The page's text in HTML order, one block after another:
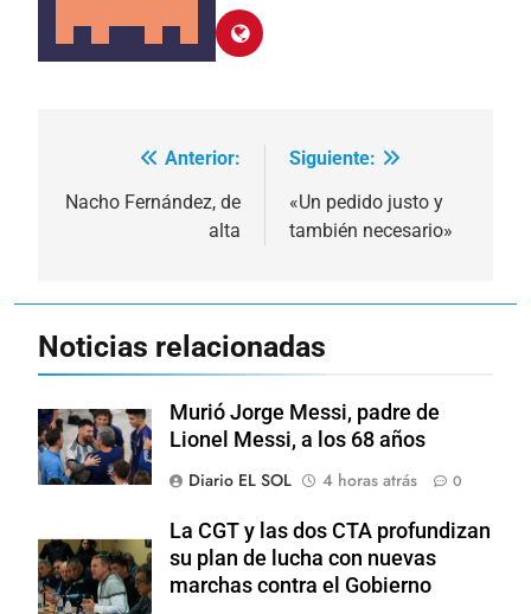
Navegación
de
Anterior:
Nacho Fernández, de
alta
Siguiente:
«Un pedido justo y
también necesario»
Noticias relacionadas
Murió Jorge Messi, padre de
Lionel Messi, a los 68 años
Diario EL SOL
4 horas atrás 0
La CGT y las dos CTA profundizan
su plan de lucha con nuevas
marchas contra el Gobierno